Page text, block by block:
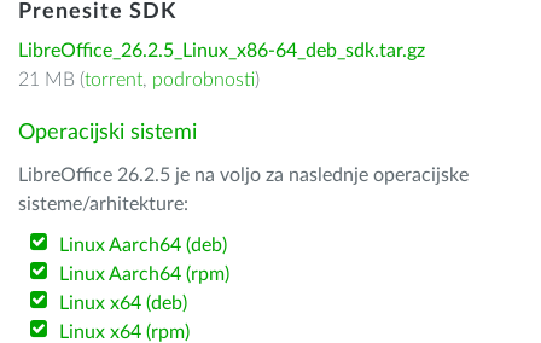
Prenesite SDK
LibreOffice_26.2.5_Linux_x86-64_deb_sdk.tar.gz
21 MB (torrent, podrobnosti)
Operacijski sistemi
LibreOffice 26.2.5 je na voljo za naslednje operacijske
sisteme/arhitekture:
Linux Aarch64 (deb)
Linux Aarch64 (rpm)
Linux x64 (deb)
Linux x64 (rpm)